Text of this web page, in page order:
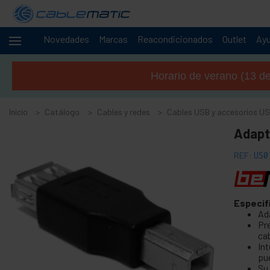
Novedades Marcas Reacondicionados Outlet
Cables -
Accesorios y tarjetas FireWire
+
Adaptador y tarjeta puerto paralelo
+
Adaptador y tarjeta puerto serie
Cable y adaptador MIDI
+
Cables USB y accesorios USB
Horario de verano (13
Inicio Catálogo Cables y redes Cables USB y accesorios
REF: